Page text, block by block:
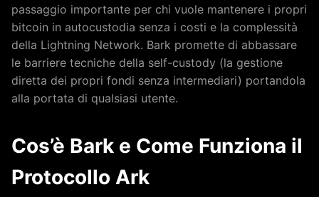
passaggio importante per chi vuole mantenere i propri
bitcoin in autocustodia senza i costi e la complessità
della Lightning Network. Bark promette di abbassare
le barriere tecniche della self-custody (la gestione
diretta dei propri fondi senza intermediari) portandola
alla portata di qualsiasi utente.
Cos’è Bark e Come Funziona il
Protocollo Ark